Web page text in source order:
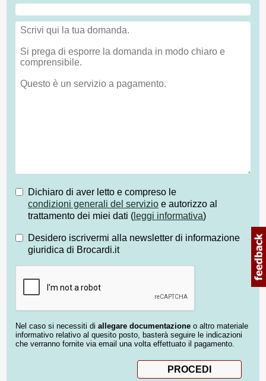
Dichiaro di aver letto e compreso le
condizioni generali del servizio e autorizzo al
trattamento dei miei dati ( leggi informativa)
Desidero iscrivermi alla newsletter di informazione
giuridica di Brocardi.it
Nel caso si necessiti di allegare documentazione o altro materiale
informativo relativo al quesito posto, basterà seguire le indicazioni
che verranno fornite via email una volta effettuato il pagamento.